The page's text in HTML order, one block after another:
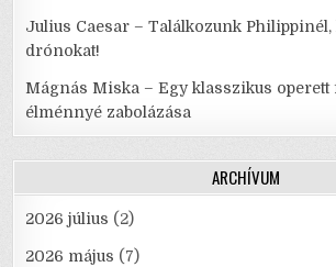
Julius Caesar – Találkozunk Philippinél,
drónokat!
Mágnás Miska – Egy klasszikus operett
élménnyé zabolázása
ARCHÍVUM
2026 július (2)
2026 május (7)